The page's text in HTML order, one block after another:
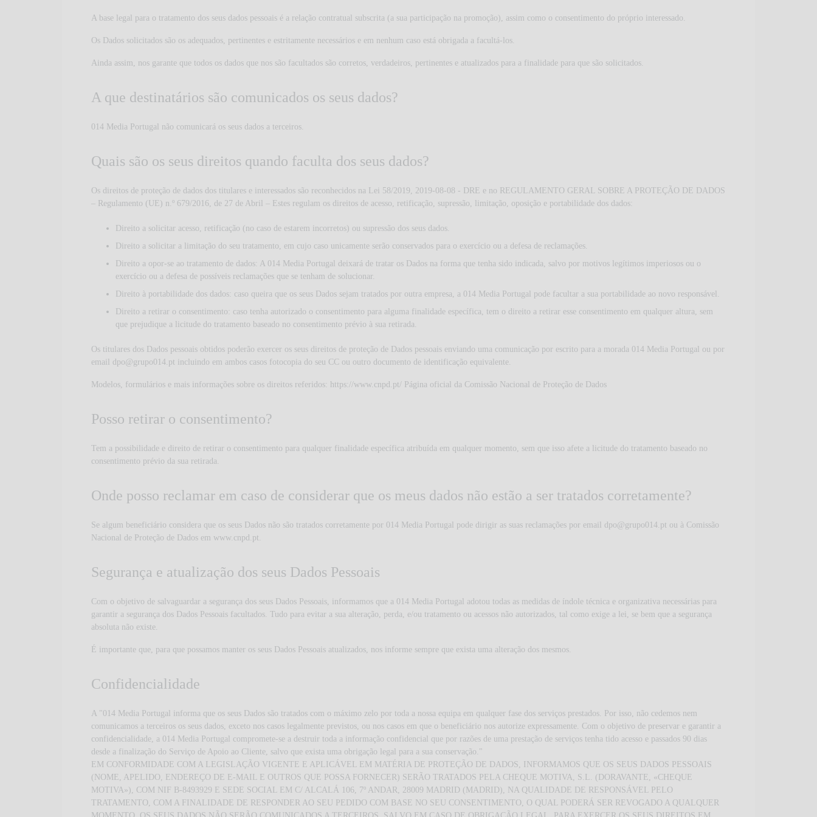
A base legal para o tratamento dos seus dados pessoais é a relação contratual subscrita (a sua participação na promoção), assim como o consentimento do próprio interessado.
Os Dados solicitados são os adequados, pertinentes e estritamente necessários e em nenhum caso está obrigada a facultá-los.
Ainda assim, nos garante que todos os dados que nos são facultados são corretos, verdadeiros, pertinentes e atualizados para a finalidade para que são solicitados.
A que destinatários são comunicados os seus dados?
014 Media Portugal não comunicará os seus dados a terceiros.
Quais são os seus direitos quando faculta dos seus dados?
Os direitos de proteção de dados dos titulares e interessados são reconhecidos na Lei 58/2019, 2019-08-08 - DRE e no REGULAMENTO GERAL SOBRE A PROTEÇÃO DE DADOS
– Regulamento (UE) n.º 679/2016, de 27 de Abril – Estes regulam os direitos de acesso, retificação, supressão, limitação, oposição e portabilidade dos dados:
Direito a solicitar acesso, retificação (no caso de estarem incorretos) ou supressão dos seus dados.
Direito a solicitar a limitação do seu tratamento, em cujo caso unicamente serão conservados para o exercício ou a defesa de reclamações.
Direito a opor-se ao tratamento de dados: A 014 Media Portugal deixará de tratar os Dados na forma que tenha sido indicada, salvo por motivos legítimos imperiosos ou o
exercício ou a defesa de possíveis reclamações que se tenham de solucionar.
Direito à portabilidade dos dados: caso queira que os seus Dados sejam tratados por outra empresa, a 014 Media Portugal pode facultar a sua portabilidade ao novo responsável.
Direito a retirar o consentimento: caso tenha autorizado o consentimento para alguma finalidade específica, tem o direito a retirar esse consentimento em qualquer altura, sem
que prejudique a licitude do tratamento baseado no consentimento prévio à sua retirada.
Os titulares dos Dados pessoais obtidos poderão exercer os seus direitos de proteção de Dados pessoais enviando uma comunicação por escrito para a morada 014 Media Portugal ou por
email dpo@grupo014.pt incluindo em ambos casos fotocopia do seu CC ou outro documento de identificação equivalente.
Modelos, formulários e mais informações sobre os direitos referidos: https://www.cnpd.pt/ Página oficial da Comissão Nacional de Proteção de Dados
Posso retirar o consentimento?
Tem a possibilidade e direito de retirar o consentimento para qualquer finalidade específica atribuída em qualquer momento, sem que isso afete a licitude do tratamento baseado no
consentimento prévio da sua retirada.
Onde posso reclamar em caso de considerar que os meus dados não estão a ser tratados corretamente?
Se algum beneficiário considera que os seus Dados não são tratados corretamente por 014 Media Portugal pode dirigir as suas reclamações por email dpo@grupo014.pt ou à Comissão
Nacional de Proteção de Dados em www.cnpd.pt.
Segurança e atualização dos seus Dados Pessoais
Com o objetivo de salvaguardar a segurança dos seus Dados Pessoais, informamos que a 014 Media Portugal adotou todas as medidas de índole técnica e organizativa necessárias para
garantir a segurança dos Dados Pessoais facultados. Tudo para evitar a sua alteração, perda, e/ou tratamento ou acessos não autorizados, tal como exige a lei, se bem que a segurança
absoluta não existe.
É importante que, para que possamos manter os seus Dados Pessoais atualizados, nos informe sempre que exista uma alteração dos mesmos.
Confidencialidade
A "014 Media Portugal informa que os seus Dados são tratados com o máximo zelo por toda a nossa equipa em qualquer fase dos serviços prestados. Por isso, não cedemos nem
comunicamos a terceiros os seus dados, exceto nos casos legalmente previstos, ou nos casos em que o beneficiário nos autorize expressamente. Com o objetivo de preservar e garantir a
confidencialidade, a 014 Media Portugal compromete-se a destruir toda a informação confidencial que por razões de uma prestação de serviços tenha tido acesso e passados 90 dias
desde a finalização do Serviço de Apoio ao Cliente, salvo que exista uma obrigação legal para a sua conservação."
EM CONFORMIDADE COM A LEGISLAÇÃO VIGENTE E APLICÁVEL EM MATÉRIA DE PROTEÇÃO DE DADOS, INFORMAMOS QUE OS SEUS DADOS PESSOAIS
(NOME, APELIDO, ENDEREÇO DE E-MAIL E OUTROS QUE POSSA FORNECER) SERÃO TRATADOS PELA CHEQUE MOTIVA, S.L. (DORAVANTE, «CHEQUE
MOTIVA»), COM NIF B-8493929 E SEDE SOCIAL EM C/ ALCALÁ 106, 7º ANDAR, 28009 MADRID (MADRID), NA QUALIDADE DE RESPONSÁVEL PELO
TRATAMENTO, COM A FINALIDADE DE RESPONDER AO SEU PEDIDO COM BASE NO SEU CONSENTIMENTO, O QUAL PODERÁ SER REVOGADO A QUALQUER